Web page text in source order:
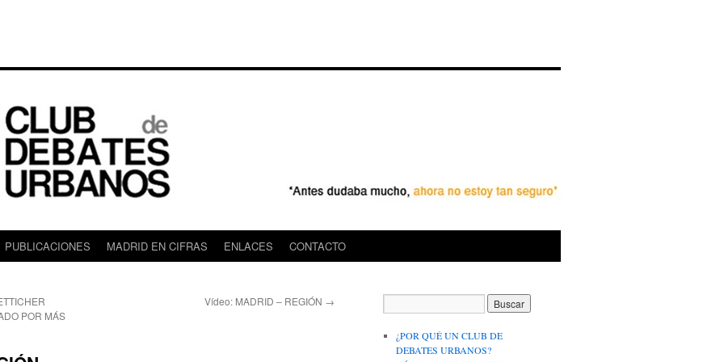
PUBLICACIONES MADRID EN CIFRAS ENLACES CONTACTO
POR MÁS
Vídeo: MADRID – REGIÓN →
¿POR QUÉ UN CLUB DE
DEBATES URBANOS?